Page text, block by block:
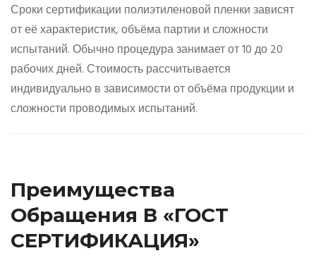
Сроки сертификации полиэтиленовой пленки зависят
от её характеристик, объёма партии и сложности
испытаний. Обычно процедура занимает от 10 до 20
рабочих дней. Стоимость рассчитывается
индивидуально в зависимости от объёма продукции и
сложности проводимых испытаний.
Преимущества
Обращения В «ГОСТ
СЕРТИФИКАЦИЯ»